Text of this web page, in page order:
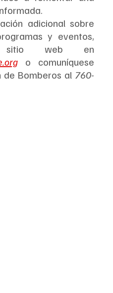
adicional sobre
y eventos,
o comuníquese
de Bomberos al 760-